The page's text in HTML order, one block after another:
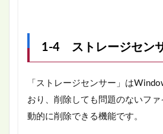
1-4 ストレージセン
「ストレージセンサー」は
おり、削除しても問題のないフ
動的に削除できる機能です。